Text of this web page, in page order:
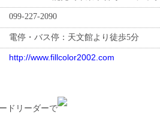
099-227-2090
電停・バス停：天文館より徒歩5分
http://www.fillcolor2002.com
ドリーダーで